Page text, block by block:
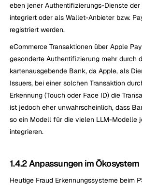
eben jener Authentifizierungs-Dienste
integriert oder als Wallet-Anbieter bzw.
registriert werden.
eCommerce Transaktionen über Apple
gesonderte Authentifizierung mehr durch
kartenausgebende Bank, da Apple, als
Issuers, bei einer solchen Transaktion
Erkennung (Touch oder Face ID) die
ist jedoch eher unwahrscheinlich, dass
so ein Modell für die vielen LLM-Modelle
integrieren.
1.4.2 Anpassungen im Ökosystem
Heutige Fraud Erkennungssysteme beim